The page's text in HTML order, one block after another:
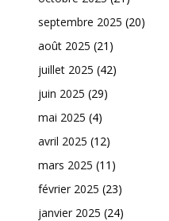
septembre 2025 (20)
août 2025 (21)
juillet 2025 (42)
juin 2025 (29)
mai 2025 (4)
avril 2025 (12)
mars 2025 (11)
février 2025 (23)
janvier 2025 (24)